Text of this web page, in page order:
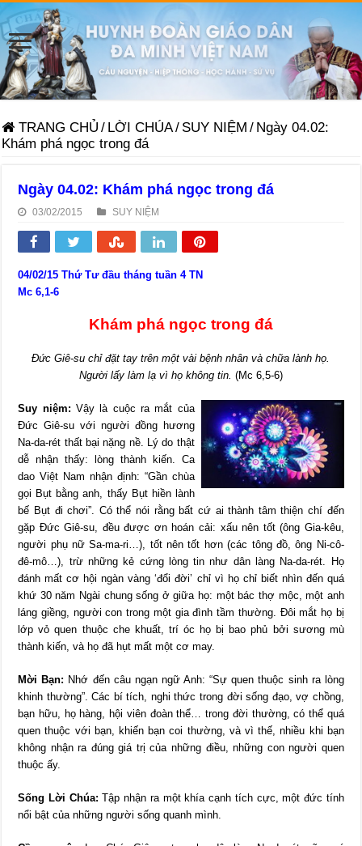
TRANG CHỦ / LỜI CHÚA/ SUY NIỆM / Ngày 04.02:
Khám phá ngọc trong đá
Ngày 04.02: Khám phá ngọc trong đá
03/02/2015 SUY NIỆM
04/02/15 Thứ Tư đầu tháng tuần 4 TN
Mc 6,1-6
Khám phá ngọc trong đá
Đức Giê-su chỉ đặt tay trên một vài bệnh nhân và chữa lành họ.
Người lấy làm lạ vì họ không tin. (Mc 6,5-6)
Suy niệm: Vậy là cuộc ra mắt của
Đức Giê-su với người đồng hương
Na-da-rét thất bại nặng nề. Lý do thật
dễ nhận thấy: lòng thành kiến. Ca
dao Việt Nam nhận định: “Gần chùa
gọi Bụt bằng anh, thấy Bụt hiền lành
bế Bụt đi chơi”. Có thể nói rằng bất cứ ai thành tâm thiện chí đến
gặp Đức Giê-su, đều được ơn hoán cải: xấu nên tốt (ông Gia-kêu,
người phụ nữ Sa-ma-ri…), tốt nên tốt hơn (các tông đồ, ông Ni-cô-
đê-mô…), trừ những kẻ cứng lòng tin như dân làng Na-da-rét. Họ
đánh mất cơ hội ngàn vàng ‘đổi đời’ chỉ vì họ chỉ biết nhìn đến quá
khứ 30 năm Ngài chung sống ở giữa họ: một bác thợ mộc, một anh
láng giềng, người con trong một gia đình tầm thường. Đôi mắt họ bị
lớp vỏ quen thuộc che khuất, trí óc họ bị bao phủ bởi sương mù
thành kiến, và họ đã hụt mất một cơ may.
Mời Bạn: Nhớ đến câu ngạn ngữ Anh: “Sự quen thuộc sinh ra lòng
khinh thường”. Các bí tích, nghi thức trong đời sống đạo, vợ chồng,
bạn hữu, họ hàng, hội viên đoàn thể… trong đời thường, có thể quá
quen thuộc với bạn, khiến bạn coi thường, và vì thế, nhiều khi bạn
không nhận ra đúng giá trị của những điều, những con người quen
thuộc ấy.
Sống Lời Chúa:Tập nhận ra một khía cạnh tích cực, một đức tính
nổi bật của những người sống quanh mình.